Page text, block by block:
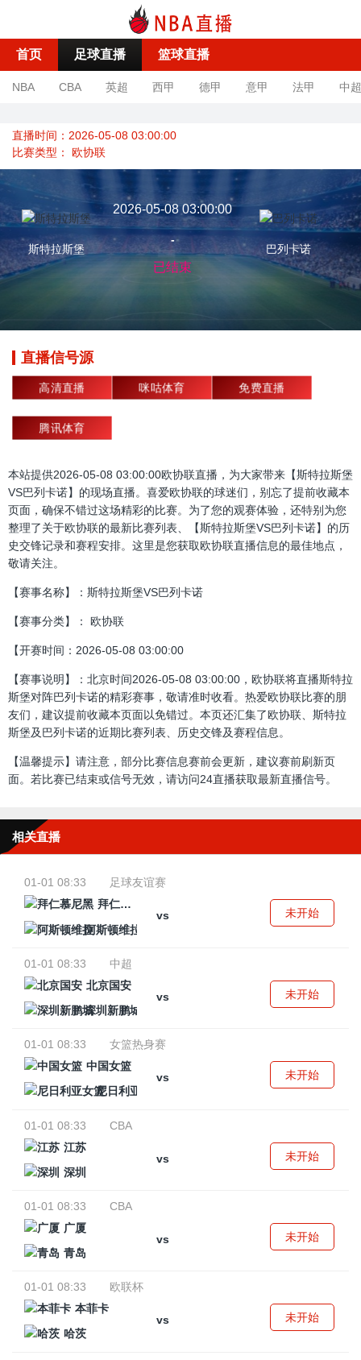
首页 足球直播 篮球直播
NBA CBA 英超 西甲 德甲 意甲 法甲 中超
直播时间：2026-05-08 03:00:00
比赛类型： 欧协联
斯特拉斯堡
2026-05-08 03:00:00
-
已结束
巴列卡诺
直播信号源
高清直播 咪咕体育 免费直播
腾讯体育
本站提供2026-05-08 03:00:00欧协联直播，为大家带来【斯特拉斯堡
VS巴列卡诺】的现场直播。喜爱欧协联的球迷们，别忘了提前收藏本
页面，确保不错过这场精彩的比赛。为了您的观赛体验，还特别为您
整理了关于欧协联的最新比赛列表、【斯特拉斯堡VS巴列卡诺】的历
史交锋记录和赛程安排。这里是您获取欧协联直播信息的最佳地点，
敬请关注。
【赛事名称】：斯特拉斯堡VS巴列卡诺
【赛事分类】： 欧协联
【开赛时间：2026-05-08 03:00:00
【赛事说明】：北京时间2026-05-08 03:00:00，欧协联将直播斯特拉
斯堡对阵巴列卡诺的精彩赛事，敬请准时收看。热爱欧协联比赛的朋
友们，建议提前收藏本页面以免错过。本页还汇集了欧协联、斯特拉
斯堡及巴列卡诺的近期比赛列表、历史交锋及赛程信息。
【温馨提示】请注意，部分比赛信息赛前会更新，建议赛前刷新页
面。若比赛已结束或信号无效，请访问24直播获取最新直播信号。
相关直播
01-01 08:33
足球友谊赛
拜仁慕尼黑
vs
阿斯顿维拉
未开始
01-01 08:33
中超
北京国安
vs
深圳新鹏城
未开始
01-01 08:33
女篮热身赛
中国女篮
vs
尼日利亚女篮
未开始
01-01 08:33
CBA
江苏
vs
深圳
未开始
01-01 08:33
CBA
广厦
vs
青岛
未开始
01-01 08:33
欧联杯
本菲卡
vs
哈茨
未开始